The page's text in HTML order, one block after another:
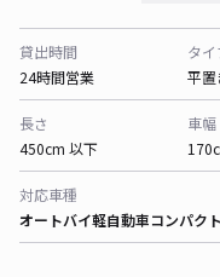
貸出時間
24時間営業
タイ
平置
長さ
450cm 以下
車幅
対応車種
オートバイ軽自動車コンパク